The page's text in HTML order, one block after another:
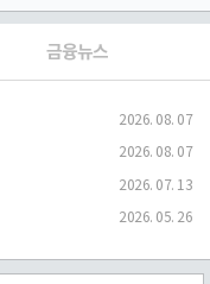
금융뉴스
2026. 08. 07
2026. 08. 07
2026. 07. 13
2026. 05. 26